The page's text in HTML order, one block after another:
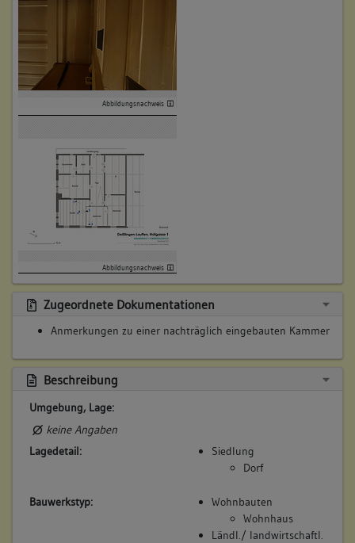
Abbildungsnachweis
Abbildungsnachweis
Zugeordnete Dokumentationen
Anmerkungen zu einer nachträglich eingebauten Kammer
Beschreibung
Umgebung, Lage:
keine Angaben
Lagedetail:
Siedlung
Dorf
Bauwerkstyp:
Wohnbauten
Wohnhaus
Ländl./ landwirtschaftl.